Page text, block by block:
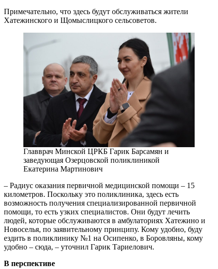
Примечательно, что здесь будут обслуживаться жители
Хатежинского и Щомыслицкого сельсоветов.
Главврач Минской ЦРКБ Гарик Барсамян и
заведующая Озерцовской поликлиникой
Екатерина Мартинович
– Радиус оказания первичной медицинской помощи – 15
километров. Поскольку это поликлиника, здесь есть
возможность получения специализированной первичной
помощи, то есть узких специалистов. Они будут лечить
людей, которые обслуживаются в амбулаториях Хатежино и
Новоселья, по заявительному принципу. Кому удобно, буду
ездить в поликлинику №1 на Осипенко, в Боровляны, кому
удобно – сюда, – уточнил Гарик Тариелович.
В перспективе